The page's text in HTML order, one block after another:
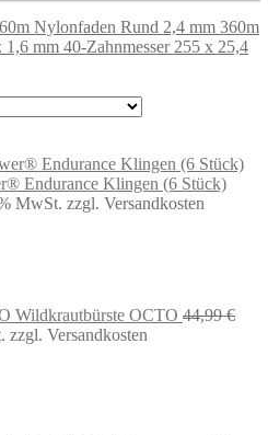
Nylonfaden Rund 2,4 mm 360m
40-Zahnmesser 255 x 25,4
Endurance Klingen (6 Stück)
MwSt. zzgl. Versandkosten
Wildkrautbürste OCTO 44,99€
zzgl. Versandkosten